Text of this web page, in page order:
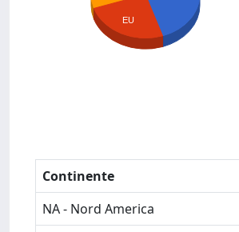
EU
Continente
NA - Nord America